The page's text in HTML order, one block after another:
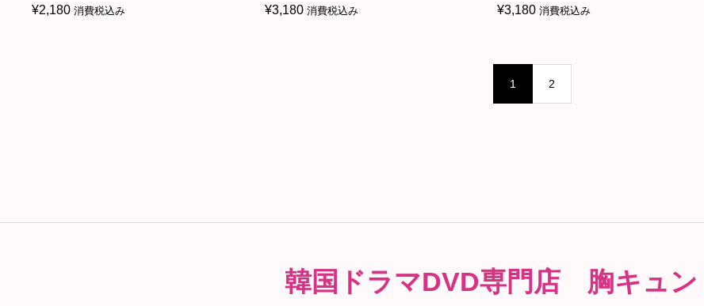
¥2,180 消費税込み ¥3,180 消費税込み ¥3,180 消費税込み
1 2
韓国ドラマDVD専門店 胸キュン